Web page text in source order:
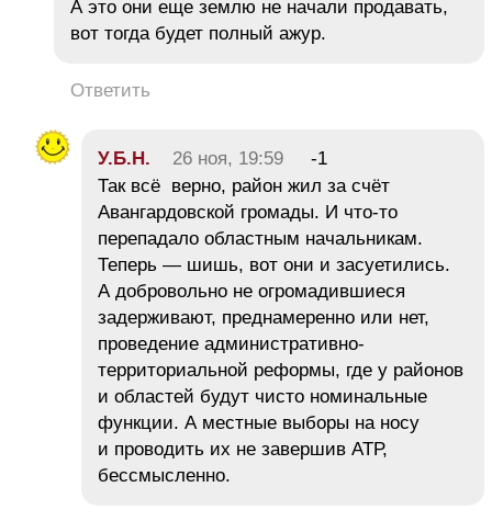
А это они еще землю не начали продавать,
вот тогда будет полный ажур.
Ответить
У.Б.Н. 26 ноя, 19:59
-1
Так всё верно, район жил за счёт
Авангардовской громады. И что-то
перепадало областным начальникам.
Теперь — шишь, вот они и засуетились.
А добровольно не огромадившиеся
задерживают, преднамеренно или нет,
проведение административно-
территориальной реформы, где у районов
и областей будут чисто номинальные
функции. А местные выборы на носу
и проводить их не завершив АТР,
бессмысленно.